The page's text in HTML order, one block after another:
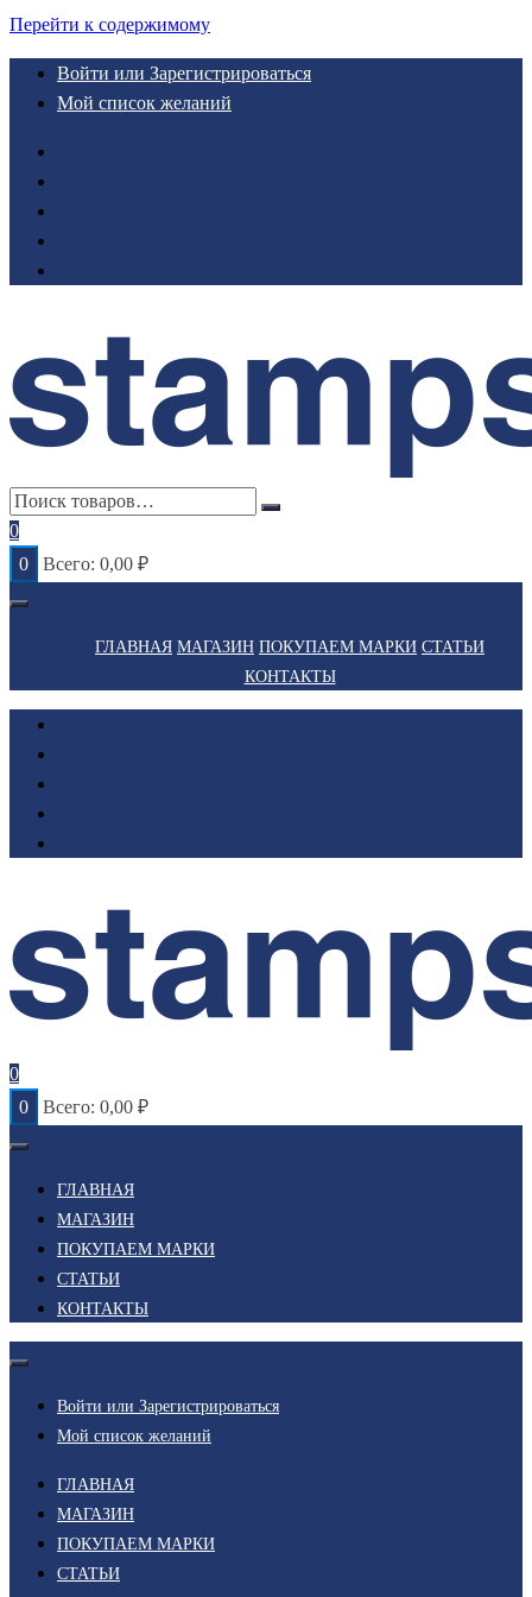
Перейти к содержимому
Войти или Зарегистрироваться
Мой список желаний
0
0
Всего: 0,00 ₽
ГЛАВНАЯ МАГАЗИН ПОКУПАЕМ МАРКИ СТАТЬИ
КОНТАКТЫ
0
0
Всего: 0,00 ₽
ГЛАВНАЯ
МАГАЗИН
ПОКУПАЕМ МАРКИ
СТАТЬИ
КОНТАКТЫ
Войти или Зарегистрироваться
Мой список желаний
ГЛАВНАЯ
МАГАЗИН
ПОКУПАЕМ МАРКИ
СТАТЬИ